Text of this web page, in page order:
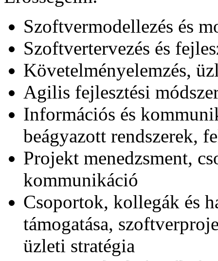
Szoftvermodellezés és
Szoftvertervezés és
Követelményelemzés,
Agilis fejlesztési
Információs és
beágyazott rendszerek,
Projekt menedzsment,
kommunikáció
Csoportok, kollegák és
támogatása,
üzleti stratégia